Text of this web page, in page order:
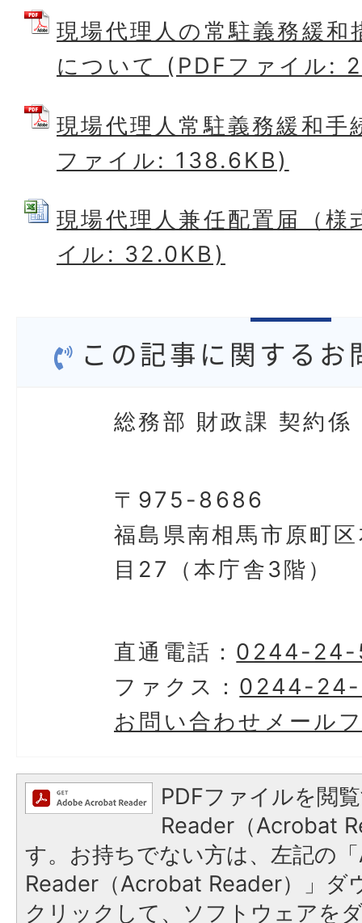
現場代理人の常駐義務緩和
について (PDFファイル:
現場代理人常駐義務緩和
ファイル: 138.6KB)
現場代理人兼任配置届（
イル: 32.0KB)
この記事に関するお
総務部 財政課 契約係
〒975-8686
福島県南相馬市原町
目27（本庁舎3階）
直通電話： 0244-
ファクス： 0244-
お問い合わせメール
PDFファイルを閲
Reader（Acrobat
す。お持ちでない方は、左記の
Reader（Acrobat Reader）」ダ
クリックして、ソフトウェアを